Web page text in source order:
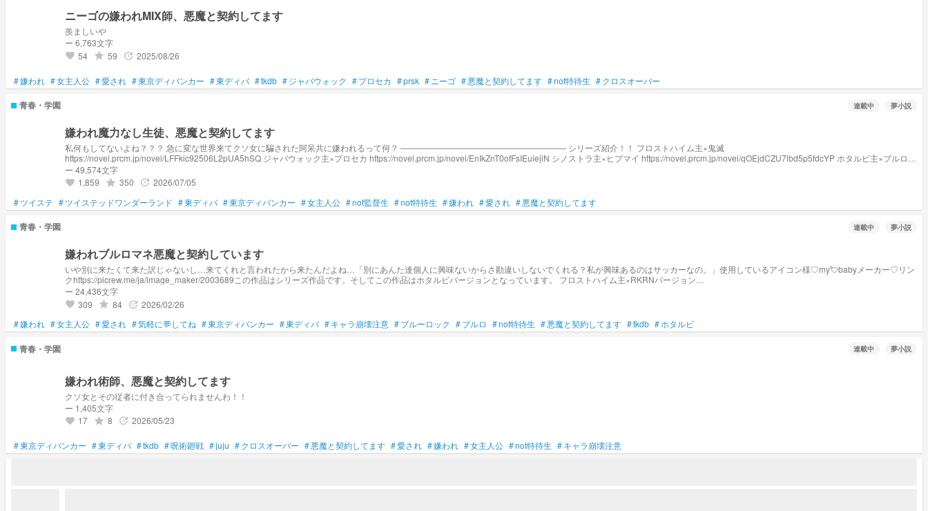
ニーゴの嫌われMIX師、悪魔と契約してます
羨ましいや
ー 6,763文字
favorite 54 grade 59 update 2025/08/26
#嫌われ #女主人公 #愛され #東京ディバンカー #東ディバ #tkdb #ジャバウォック #プロセカ #prsk # ニーゴ #悪魔と契約してます #not特待生 #クロスオーバー
青春・学園 連載中 夢小説
嫌われ魔力なし生徒、悪魔と契約してます
私何もしてないよね？？？ 急に変な世界来てクソ女に騙された阿呆共に嫌われるって何？ ―――――――――――――――――――― シリーズ紹介！！ フロストハイム主×鬼滅
https://novel.prcm.jp/novel/LFFkic92506L2pUA5hSQ ジャバウォック主×プロセカ https://novel.prcm.jp/novel/EnIkZnT0ofFsIEuiejlN シノストラ主×ヒプマイ https://novel.prcm.jp/novel/qOEjdCZU7lbd5p5fdcYP ホタルビ主×ブルロ
https://novel.prcm.jp/novel/XZrdVSw6wnIuBLTTsQri オブスキュアリ主×あくねこ https://novel.prcm.jp/novel/glD82PmsjjyliCBqfTfE モルトクランケン主×ツイステ https://novel.prcm.jp/novel/Sro2QUq7ZWhLi46bdFTX 7/23 新作ラ
ー 49,574文字
favorite 1,859 grade 350 update 2026/07/05
#ツイステ #ツイステッドワンダーランド #東ディバ #東京ディバンカー #女主人公 #not監督生 #not特待生 #嫌われ #愛され #悪魔と契約してます
青春・学園 連載中 夢小説
嫌われブルロマネ悪魔と契約しています
いや別に来たくて来た訳じゃないし…来てくれと言われたから来たんだよね…「別にあんた達個人に興味ないからさ勘違いしないでくれる？私が興味あるのはサッカーなの。」使用しているアイコン様♡my💘babyメーカー♡リン
クhttps://picrew.me/ja/image_maker/2003689この作品はシリーズ作品です。そしてこの作品はホタルビバージョンとなっています。 フロストハイム主×RKRNバージョン
https://novel.prcm.jp/novel/LFFkic92506L2pUA5hSQ ヴァガストロム×twstバージョンhttps://novel.prcm.jp/novel/0Di6NmZrhkejeVVqc2KV ジャバウオック×prskバージョンhttps://novel.prcm.jp/novel/EnIkZnT0ofFsIEuiejlN
シノストラ×hpmiバージョンhttps://novel.prcm.jp/novel/qOEjdCZU7lbd5p5fdcYP オブスキュアリ主×aknkバージョン https://novel.prcm.jp/novel/glD82PmsjjyliCBqfTfE モルトクランケン主×twstバージョン
https://novel.prcm.jp/novel/glD82PmsjjyliCBqfTfE
ー 24,436文字
favorite 309 grade 84 update 2026/02/26
#嫌われ #女主人公 #愛され #気軽に💬してね #東京ディバンカー #東ディバ #キャラ崩壊注意 #ブルーロック #ブルロ #not特待生 #悪魔と契約してます #tkdb #ホタルビ
青春・学園 連載中 夢小説
嫌われ術師、悪魔と契約してます
クソ女とその従者に付き合ってられませんわ！！
ー 1,405文字
favorite 17 grade 8 update 2026/05/23
#東京ディバンカー #東ディバ #tkdb #呪術廻戦 #juju #クロスオーバー #悪魔と契約してます #愛され #嫌われ #女主人公 #not特待生 #キャラ崩壊注意